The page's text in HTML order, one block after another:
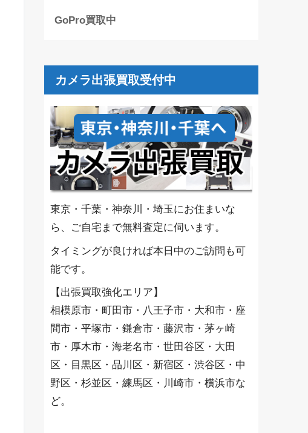
GoPro買取中
カメラ出張買取受付中
東京・千葉・神奈川・埼玉にお住まいな
ら、ご自宅まで無料査定に伺います。
タイミングが良ければ本日中のご訪問も可
能です。
【出張買取強化エリア】
相模原市・町田市・八王子市・大和市・座
間市・平塚市・鎌倉市・藤沢市・茅ヶ崎
市・厚木市・海老名市・世田谷区・大田
区・目黒区・品川区・新宿区・渋谷区・中
野区・杉並区・練馬区・川崎市・横浜市な
ど。